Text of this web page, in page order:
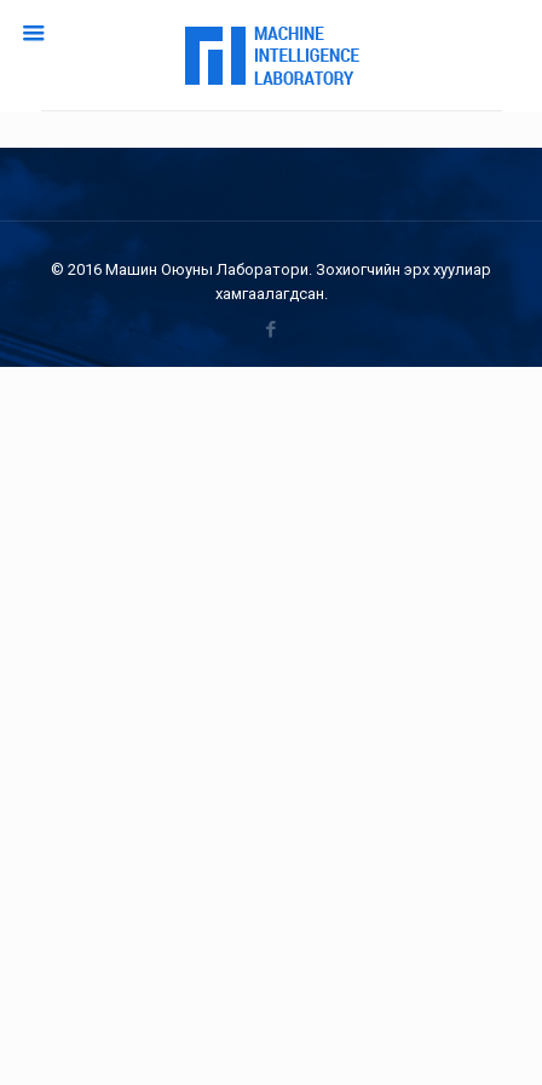
© 2016 Машин Оюуны Лаборатори. Зохиогчийн эрх хуулиар
хамгаалагдсан.